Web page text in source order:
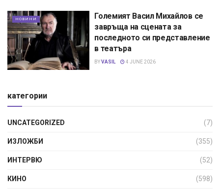
НОВИНИ
Големият Васил Михайлов се
завръща на сцената за
последното си представление
в театъра
BYVASIL 4 JUNE 2026
категории
UNCATEGORIZED (7)
ИЗЛОЖБИ (355)
ИНТЕРВЮ (52)
КИНО (598)